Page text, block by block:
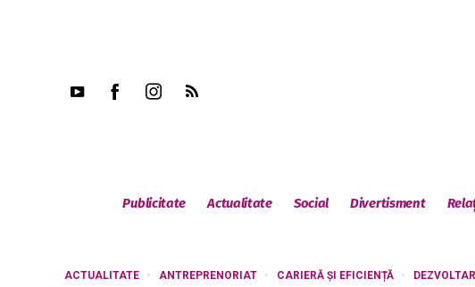
Publicitate Actualitate Social Divertisment
ACTUALITATE ANTREPRENORIAT CARIERĂ ȘI EFICIENȚĂ